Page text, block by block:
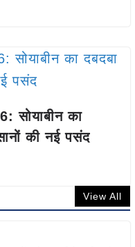
सोयाबीन का
की नई पसंद
View All